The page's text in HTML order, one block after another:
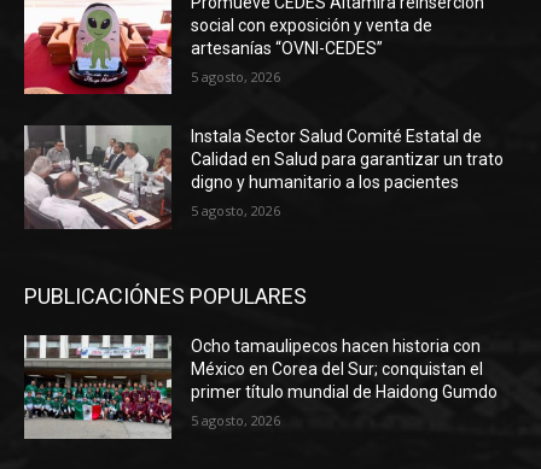
social con exposición y venta de
artesanías “OVNI-CEDES”
5 agosto, 2026
Instala Sector Salud Comité Estatal de
Calidad en Salud para garantizar un trato
digno y humanitario a los pacientes
5 agosto, 2026
PUBLICACIÓNES POPULARES
Ocho tamaulipecos hacen historia con
México en Corea del Sur; conquistan el
primer título mundial de Haidong Gumdo
5 agosto, 2026